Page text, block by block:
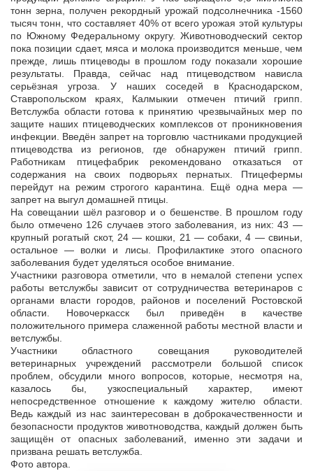
тонн зерна, получен рекордный урожай подсолнечника -1560
тысяч тонн, что составляет 40% от всего урожая этой культуры
по Южному Федеральному округу. Животноводческий сектор
пока позиции сдает, мяса и молока производится меньше, чем
прежде, лишь птицеводы в прошлом году показали хорошие
результаты. Правда, сейчас над птицеводством нависла
серьёзная угроза. У наших соседей в Краснодарском,
Ставропольском краях, Калмыкии отмечен птичий грипп.
Ветслужба области готова к принятию чрезвычайных мер по
защите наших птицеводческих комплексов от проникновения
инфекции. Введён запрет на торговлю частниками продукцией
птицеводства из регионов, где обнаружен птичий грипп.
Работникам птицефабрик рекомендовано отказаться от
содержания на своих подворьях пернатых. Птицефермы
перейдут на режим строгого карантина. Ещё одна мера —
запрет на выгул домашней птицы.
На совещании шёл разговор и о бешенстве. В прошлом году
было отмечено 126 случаев этого заболевания, из них: 43 —
крупный рогатый скот, 24 — кошки, 21 — собаки, 4 — свиньи,
остальное — волки и лисы. Профилактике этого опасного
заболевания будет уделяться особое внимание.
Участники разговора отметили, что в немалой степени успех
работы ветслужбы зависит от сотрудничества ветеринаров с
органами власти городов, районов и поселений Ростовской
области. Новочеркасск был приведён в качестве
положительного примера слаженной работы местной власти и
ветслужбы.
Участники областного совещания руководителей
ветеринарных учреждений рассмотрели большой список
проблем, обсудили много вопросов, которые, несмотря на,
казалось бы, узкоспециальный характер, имеют
непосредственное отношение к каждому жителю области.
Ведь каждый из нас заинтересован в доброкачественности и
безопасности продуктов животноводства, каждый должен быть
защищён от опасных заболеваний, именно эти задачи и
призвана решать ветслужба.
Фото автора.